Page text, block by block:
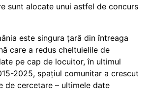
sunt alocate unui astfel de concurs
este singura țară din întreaga
care a redus cheltuielile de
pe cap de locuitor, în ultimul
2025, spațiul comunitar a crescut
de cercetare – ultimele date